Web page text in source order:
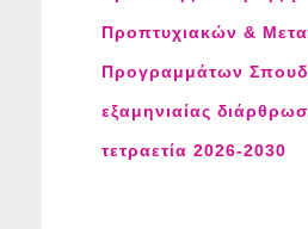
Προπτυχιακών &
Προγραμμάτων
εξαμηνιαίας
τετραετία 2026-2030